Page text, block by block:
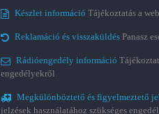
Készlet információ Tájékoztatás a
Reklamáció és visszaküldés Panasz
Rádióengedély információ
engedélyekről
Megkülönböztető és figyelmeztető
jelzések használatához szükséges